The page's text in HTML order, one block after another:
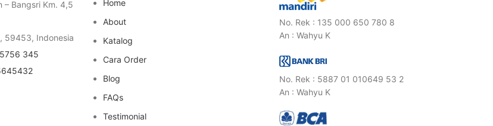
– Bangsri Km. 4,5
59453, Indonesia
345
Home
About
Katalog
Cara Order
Blog
FAQs
Testimonial
No. Rek : 135 000 650 780 8
An : Wahyu K
No. Rek : 5887 01 010649 53 2
An : Wahyu K